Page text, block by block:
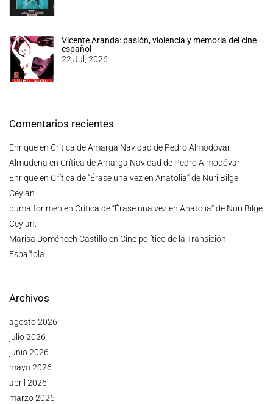
Vicente Aranda: pasión, violencia y memoria del cine
español
22 Jul, 2026
Comentarios recientes
Enriqueen Crítica de Amarga Navidad de Pedro Almodóvar
Almudena en Crítica de Amarga Navidad de Pedro Almodóvar
Enriqueen Crítica de “Érase una vez en Anatolia” de Nuri Bilge
Ceylan.
puma for men en Crítica de “Érase una vez en Anatolia” de Nuri Bilge
Ceylan.
Marisa Doménech Castilloen Cine político de la Transición
Española.
Archivos
agosto 2026
julio 2026
junio 2026
mayo 2026
abril 2026
marzo 2026